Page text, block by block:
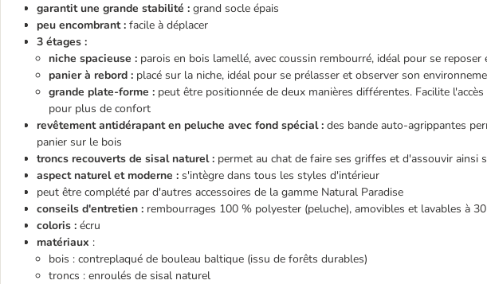
garantit une grande stabilité : grand socle épais
peu encombrant : facile à déplacer
3 étages :
niche spacieuse : parois en bois lamellé, avec coussin rembourré, idéal pour se
panier à rebord : placé sur la niche, idéal pour se prélasser et observer son
grande plate-forme : peut être positionnée de deux manières différentes. Facilite
pour plus de confort
revêtement antidérapant en peluche avec fond spécial : des bande auto-agrippantes
panier sur le bois
troncs recouverts de sisal naturel : permet au chat de faire ses griffes et d'assouvir ainsi
aspect naturel et moderne : s'intègre dans tous les styles d'intérieur
peut être complété par d'autres accessoires de la gamme Natural Paradise
conseils d'entretien : rembourrages 100 % polyester (peluche), amovibles et lavables à
coloris : écru
matériaux :
bois : contreplaqué de bouleau baltique (issu de forêts durables)
troncs : enroulés de sisal naturel